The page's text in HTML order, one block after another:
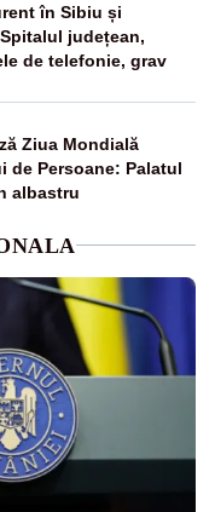
în Sibiu și
județean,
de telefonie, grav
Ziua Mondială
de Persoane: Palatul
albastru